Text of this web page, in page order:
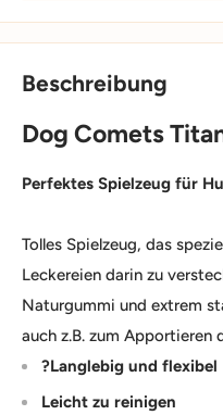
Beschreibung
Dog Comets
Perfektes Spielzeug für
Tolles Spielzeug, das
Leckereien darin zu
Naturgummi und extrem
auch z.B. zum Apportieren
?Langlebig und flexibel
Leicht zu reinigen